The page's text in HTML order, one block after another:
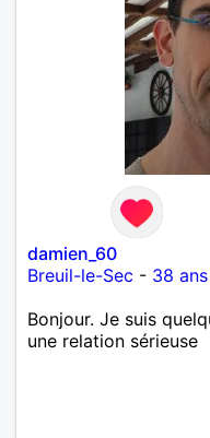
damien_60
Breuil-le-Sec - 38 ans
Bonjour. Je suis
une relation sérieuse